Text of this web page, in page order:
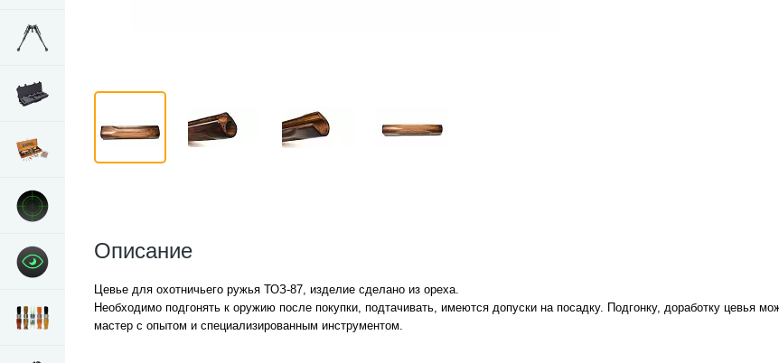
Описание
Цевье для охотничьего ружья ТОЗ-87, изделие сделано из ореха.
Необходимо подгонять к оружию после покупки, подтачивать, имеются допуски на посадку. Подгонку, доработку цевья
мастер с опытом и специализированным инструментом.